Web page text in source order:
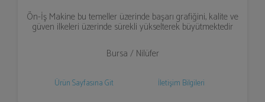
Ön-İş Makine bu temeller üzerinde başarı grafiğini, kalite ve
güven ilkeleri üzerinde sürekli yükselterek büyütmektedir
Bursa / Nilüfer
Ürün Sayfasına Git İletişim Bilgileri